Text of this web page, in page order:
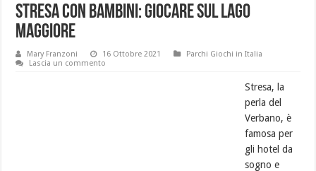
Stresa con bambini: giocare sul Lago
Maggiore
Mary Franzoni 16 Ottobre 2021
Parchi Giochi in Italia
Lascia un commento
Stresa, la
perla del
Verbano, è
famosa per
gli hotel da
sogno e